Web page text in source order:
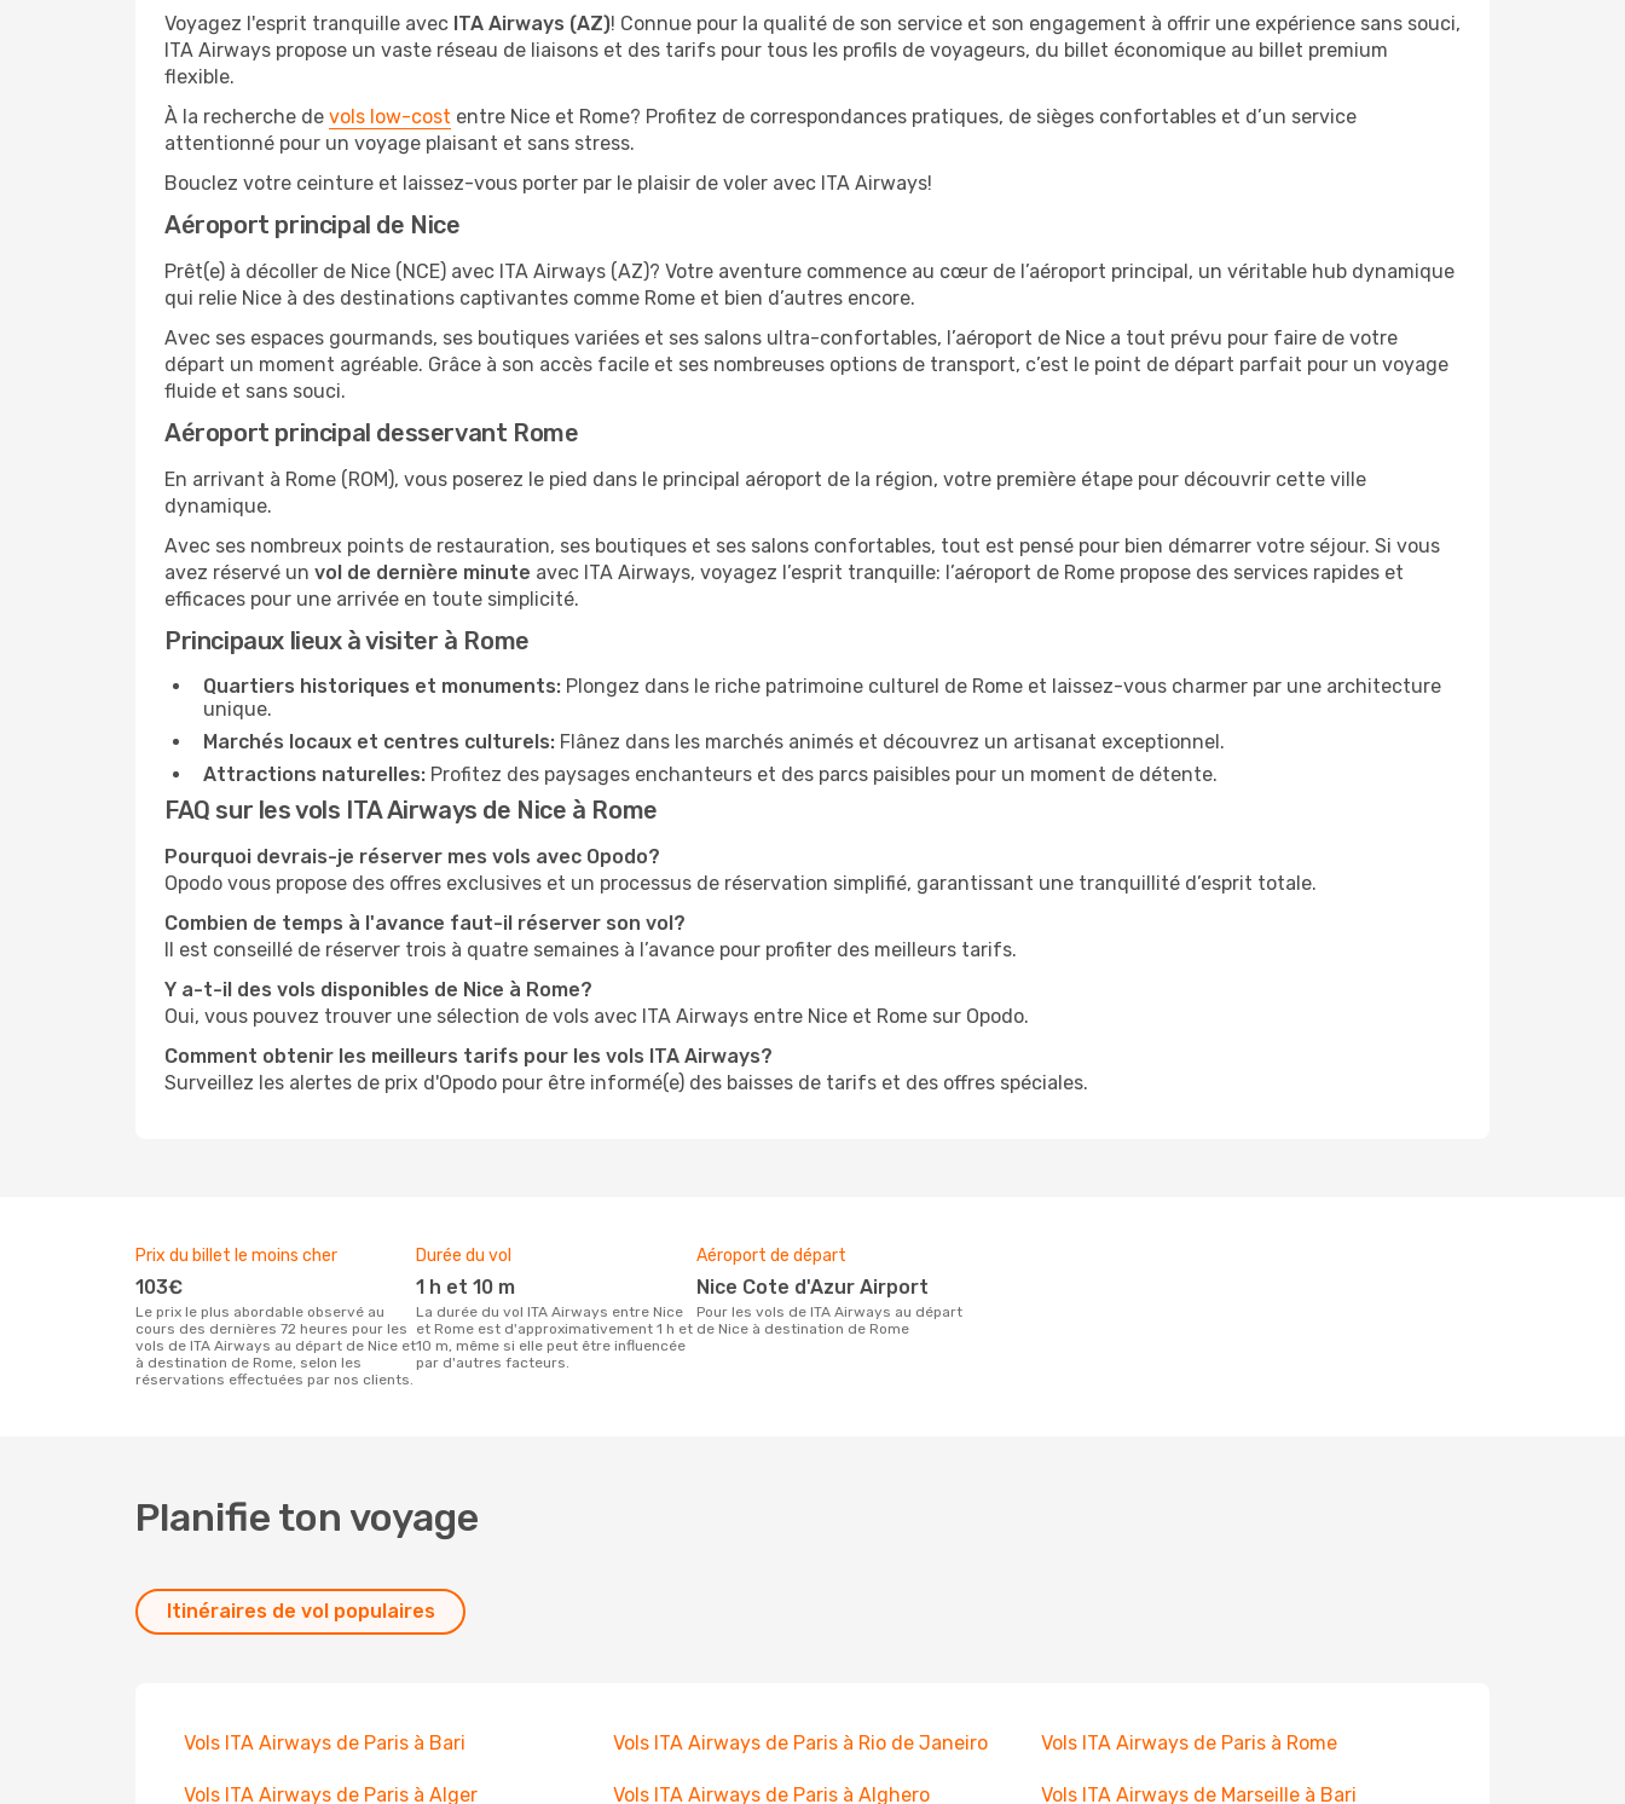
Voyagez l'esprit tranquille avec ITA Airways (AZ)! Connue pour la qualité de son service et son engagement à offrir une expérience sans souci,
ITA Airways propose un vaste réseau de liaisons et des tarifs pour tous les profils de voyageurs, du billet économique au billet premium
flexible.
À la recherche de vols low-cost entre Nice et Rome? Profitez de correspondances pratiques, de sièges confortables et d’un service
attentionné pour un voyage plaisant et sans stress.
Bouclez votre ceinture et laissez-vous porter par le plaisir de voler avec ITA Airways!
Aéroport principal de Nice
Prêt(e) à décoller de Nice (NCE) avec ITA Airways (AZ)? Votre aventure commence au cœur de l’aéroport principal, un véritable hub dynamique
qui relie Nice à des destinations captivantes comme Rome et bien d’autres encore.
Avec ses espaces gourmands, ses boutiques variées et ses salons ultra-confortables, l’aéroport de Nice a tout prévu pour faire de votre
départ un moment agréable. Grâce à son accès facile et ses nombreuses options de transport, c’est le point de départ parfait pour un voyage
fluide et sans souci.
Aéroport principal desservant Rome
En arrivant à Rome (ROM), vous poserez le pied dans le principal aéroport de la région, votre première étape pour découvrir cette ville
dynamique.
Avec ses nombreux points de restauration, ses boutiques et ses salons confortables, tout est pensé pour bien démarrer votre séjour. Si vous
avez réservé un vol de dernière minute avec ITA Airways, voyagez l’esprit tranquille: l’aéroport de Rome propose des services rapides et
efficaces pour une arrivée en toute simplicité.
Principaux lieux à visiter à Rome
Quartiers historiques et monuments: Plongez dans le riche patrimoine culturel de Rome et laissez-vous charmer par une architecture
unique.
Marchés locaux et centres culturels: Flânez dans les marchés animés et découvrez un artisanat exceptionnel.
Attractions naturelles: Profitez des paysages enchanteurs et des parcs paisibles pour un moment de détente.
FAQ sur les vols ITA Airways de Nice à Rome
Pourquoi devrais-je réserver mes vols avec Opodo?
Opodo vous propose des offres exclusives et un processus de réservation simplifié, garantissant une tranquillité d’esprit totale.
Combien de temps à l'avance faut-il réserver son vol?
Il est conseillé de réserver trois à quatre semaines à l’avance pour profiter des meilleurs tarifs.
Y a-t-il des vols disponibles de Nice à Rome?
Oui, vous pouvez trouver une sélection de vols avec ITA Airways entre Nice et Rome sur Opodo.
Comment obtenir les meilleurs tarifs pour les vols ITA Airways?
Surveillez les alertes de prix d'Opodo pour être informé(e) des baisses de tarifs et des offres spéciales.
Prix du billet le moins cher
103€
Le prix le plus abordable observé au
cours des dernières 72 heures pour les
vols de ITA Airways au départ de Nice et
à destination de Rome, selon les
réservations effectuées par nos clients.
Durée du vol
1 h et 10 m
La durée du vol ITA Airways entre Nice
et Rome est d'approximativement 1 h et
10 m, même si elle peut être influencée
par d'autres facteurs.
Aéroport de départ
Nice Cote d'Azur Airport
Pour les vols de ITA Airways au départ
de Nice à destination de Rome
Planifie ton voyage
Itinéraires de vol populaires
Vols ITA Airways de Paris à Bari Vols ITA Airways de Paris à Rio de Janeiro Vols ITA Airways de Paris à Rome
Vols ITA Airways de Paris à Alger Vols ITA Airways de Paris à Alghero Vols ITA Airways de Marseille à Bari